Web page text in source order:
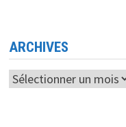
ARCHIVES
Archives